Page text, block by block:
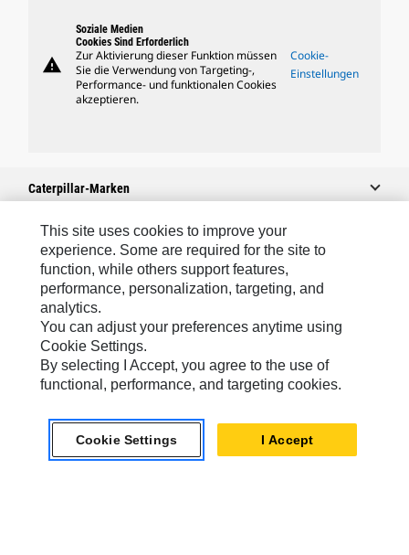
warning
Soziale Medien
Cookies Sind Erforderlich
Zur Aktivierung dieser Funktion müssen
Sie die Verwendung von Targeting-,
Performance- und funktionalen Cookies
akzeptieren.
Cookie-
Einstellungen
Caterpillar-Marken
Caterpillar.com
Caterpillar Kontaktieren
Meine Marketing-Präferenzen
Seitenübersicht
Cookie Settings
Datenschutz
This site uses cookies to improve your
experience. Some are required for the site to
function, while others support features,
performance, personalization, targeting, and
analytics.
You can adjust your preferences anytime using
Cookie Settings.
By selecting I Accept, you agree to the use of
functional, performance, and targeting cookies.
Cookie Settings I Accept